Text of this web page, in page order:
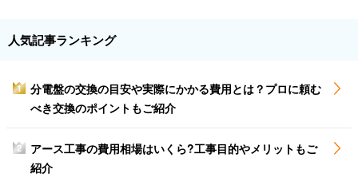
人気記事ランキング
1
分電盤の交換の目安や実際にかかる費用とは？プロに頼む
べき交換のポイントもご紹介
2
アース工事の費用相場はいくら?工事目的やメリットもご
紹介